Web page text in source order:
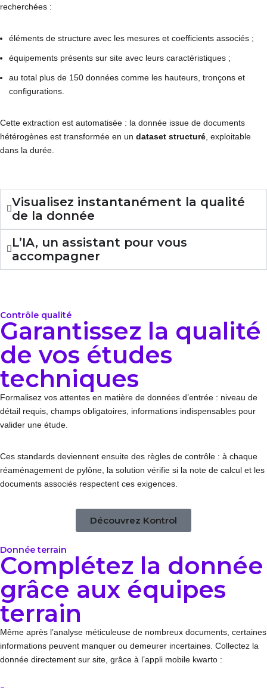
recherchées :
éléments de structure avec les mesures et coefficients associés ;
équipements présents sur site avec leurs caractéristiques ;
au total plus de 150 données comme les hauteurs, tronçons et
configurations.
Cette extraction est automatisée : la donnée issue de documents
hétérogènes est transformée en un dataset structuré , exploitable
dans la durée.
Visualisez instantanément la qualité
de la donnée
L’IA, un assistant pour vous
accompagner
Contrôle qualité
Garantissez la qualité
de vos études
techniques
Formalisez vos attentes en matière de données d’entrée : niveau de
détail requis, champs obligatoires, informations indispensables pour
valider une étude.
Ces standards deviennent ensuite des règles de contrôle : à chaque
réaménagement de pylône, la solution vérifie si la note de calcul et les
documents associés respectent ces exigences.
Découvrez Kontrol
Donnée terrain
Complétez la donnée
grâce aux équipes
terrain
Même après l’analyse méticuleuse de nombreux documents, certaines
informations peuvent manquer ou demeurer incertaines. Collectez la
donnée directement sur site, grâce à l’appli mobile kwarto :